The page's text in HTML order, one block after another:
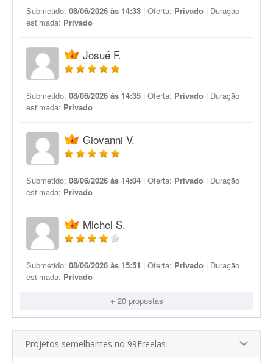
Submetido: 08/06/2026 às 14:33 | Oferta: Privado | Duração
estimada: Privado
Josué F.
Submetido: 08/06/2026 às 14:35 | Oferta: Privado | Duração
estimada: Privado
Giovanni V.
Submetido: 08/06/2026 às 14:04 | Oferta: Privado | Duração
estimada: Privado
Michel S.
Submetido: 08/06/2026 às 15:51 | Oferta: Privado | Duração
estimada: Privado
+ 20 propostas
Projetos semelhantes no 99Freelas